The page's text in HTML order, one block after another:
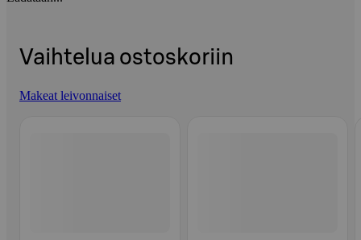
Vaihtelua ostoskoriin
Makeat leivonnaiset